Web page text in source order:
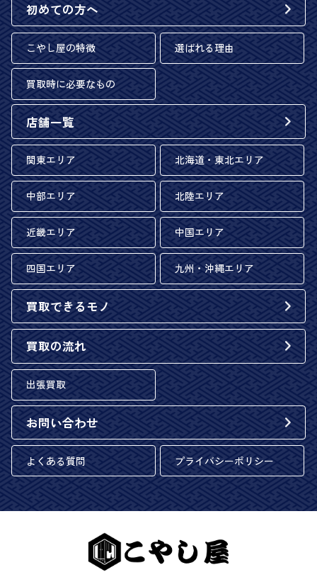
初めての方へ
こやし屋の特徴 選ばれる理由
買取時に必要なもの
店舗一覧
関東エリア 北海道・東北エリア
中部エリア 北陸エリア
近畿エリア 中国エリア
四国エリア 九州・沖縄エリア
買取できるモノ
買取の流れ
出張買取
お問い合わせ
よくある質問 プライバシーポリシー